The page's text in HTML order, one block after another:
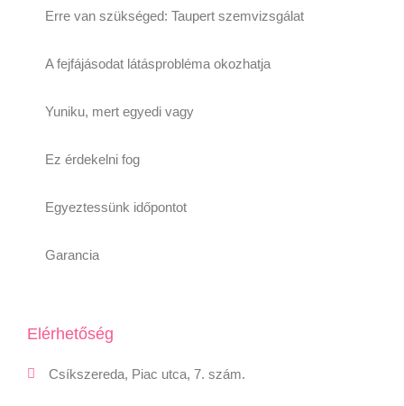
Erre van szükséged: Taupert szemvizsgálat
A fejfájásodat látásprobléma okozhatja
Yuniku, mert egyedi vagy
Ez érdekelni fog
Egyeztessünk időpontot
Garancia
Elérhetőség
Csíkszereda, Piac utca, 7. szám.